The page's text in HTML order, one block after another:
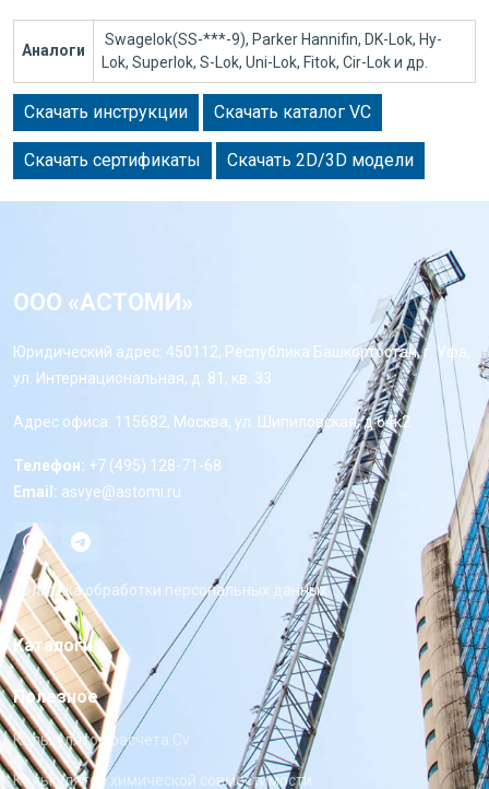
Аналоги
Swagelok(SS-***-9), Parker Hannifin, DK-Lok, Hy-
Lok, Superlok, S-Lok, Uni-Lok, Fitok, Cir-Lok и др.
Скачать инструкции Скачать каталог VC
Скачать сертификаты Скачать 2D/3D модели
ООО «АСТОМИ»
Юридический адрес: 450112, Республика Башкортостан, г. Уфа,
ул. Интернациональная, д. 81, кв. 33
Адрес офиса: 115682, Москва, ул. Шипиловская, д 64к2
Телефон: +7 (495) 128-71-68
Email: asvye@astomi.ru
Политика обработки персональных данных
Каталоги
Полезное
Калькулятор расчета Cv
Калькулятор химической совместимости